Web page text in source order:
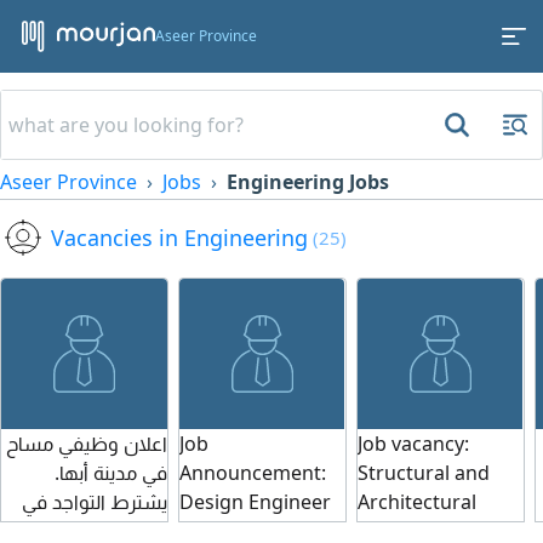
Aseer Province
Aseer Province Jobs Engineering Jobs
Vacancies in Engineering (25)
اعلان وظيفي مساح
في مدينة أبها.
يشترط التواجد في
نفس المنطقة
Job
Announcement:
Design Engineer
in Abha. The job
Job vacancy:
Structural and
Architectural
Plans Engineer in